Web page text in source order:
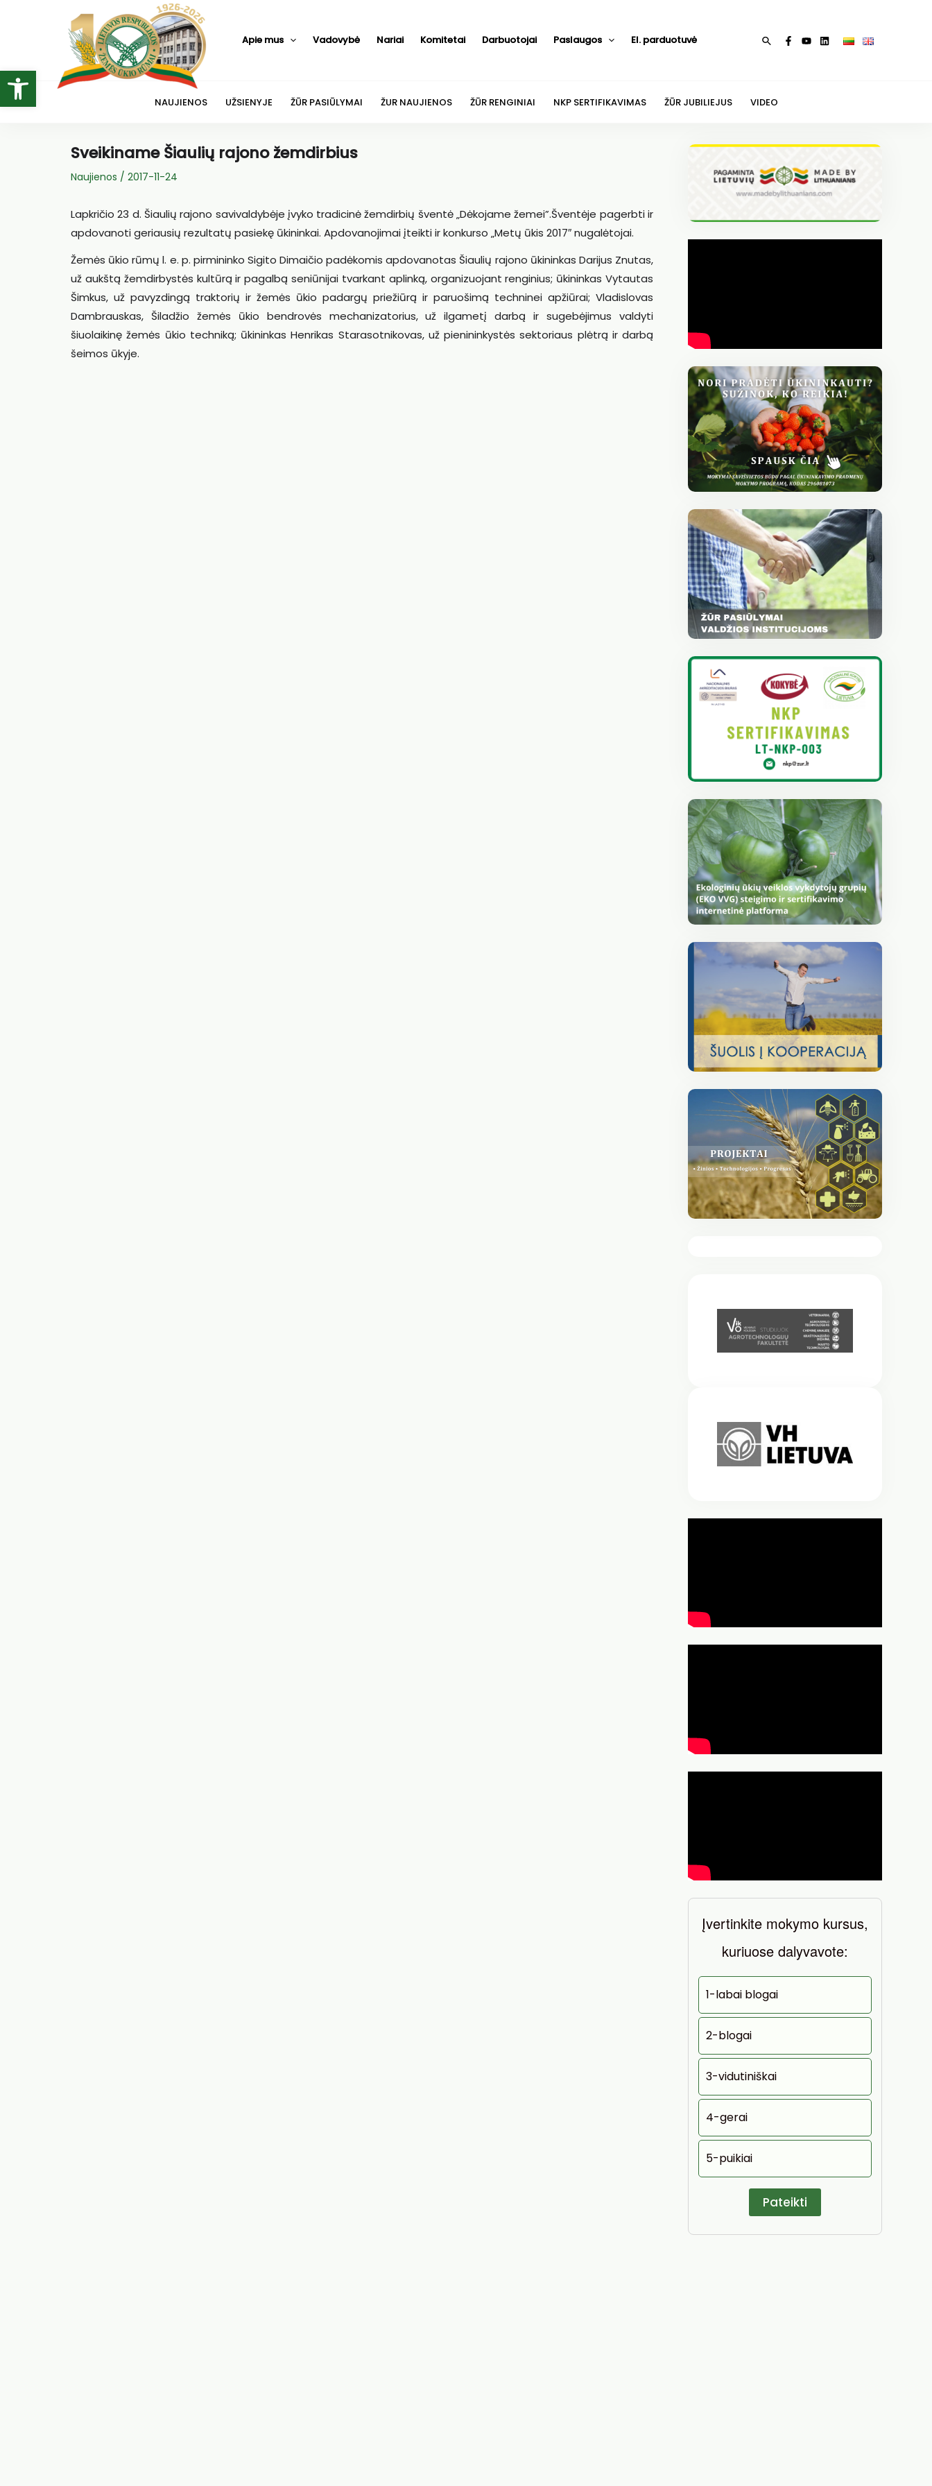
Open toolbar
Apie mus Vadovybė Nariai Komitetai Darbuotojai Paslaugos El. parduotuvė Paieška
NAUJIENOS UŽSIENYJE ŽŪR PASIŪLYMAI ŽUR NAUJIENOS ŽŪR RENGINIAI NKP SERTIFIKAVIMAS ŽŪR JUBILIEJUS VIDEO
Sveikiname Šiaulių rajono žemdirbius
Naujienos / 2017-11-24
Lapkričio 23 d. Šiaulių rajono savivaldybėje įvyko tradicinė žemdirbių šventė „Dėkojame žemei”.Šventėje pagerbti ir
apdovanoti geriausių rezultatų pasiekę ūkininkai. Apdovanojimai įteikti ir konkurso „Metų ūkis 2017″ nugalėtojai.
Žemės ūkio rūmų l. e. p. pirmininko Sigito Dimaičio padėkomis apdovanotas Šiaulių rajono ūkininkas Darijus Znutas,
už aukštą žemdirbystės kultūrą ir pagalbą seniūnijai tvarkant aplinką, organizuojant renginius; ūkininkas Vytautas
Šimkus, už pavyzdingą traktorių ir žemės ūkio padargų priežiūrą ir paruošimą techninei apžiūrai; Vladislovas
Dambrauskas, Šiladžio žemės ūkio bendrovės mechanizatorius, už ilgametį darbą ir sugebėjimus valdyti
šiuolaikinę žemės ūkio techniką; ūkininkas Henrikas Starasotnikovas, už pienininkystės sektoriaus plėtrą ir darbą
šeimos ūkyje.
Įvertinkite mokymo kursus,
kuriuose dalyvavote:
1-labai blogai
2-blogai
3-vidutiniškai
4-gerai
5-puikiai